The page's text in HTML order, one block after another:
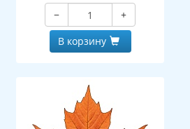
−
+
В корзину